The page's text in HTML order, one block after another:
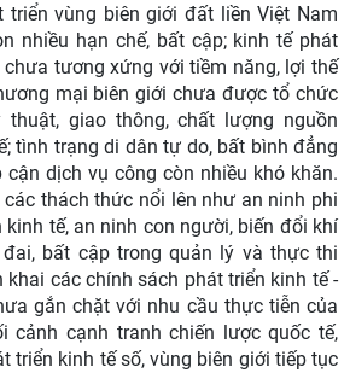
triển vùng biên giới đất liền Việt Nam
nhiều hạn chế, bất cập; kinh tế phát
tương xứng với tiềm năng, lợi thế
mại biên giới chưa được tổ chức
giao thông, chất lượng nguồn
tình trạng di dân tự do, bất bình đẳng
cận dịch vụ công còn nhiều khó khăn.
thách thức nổi lên như an ninh phi
kinh tế, an ninh con người, biến đổi khí
bất cập trong quản lý và thực thi
khai các chính sách phát triển kinh tế -
gắn chặt với nhu cầu thực tiễn của
cảnh cạnh tranh chiến lược quốc tế,
triển kinh tế số, vùng biên giới tiếp tục